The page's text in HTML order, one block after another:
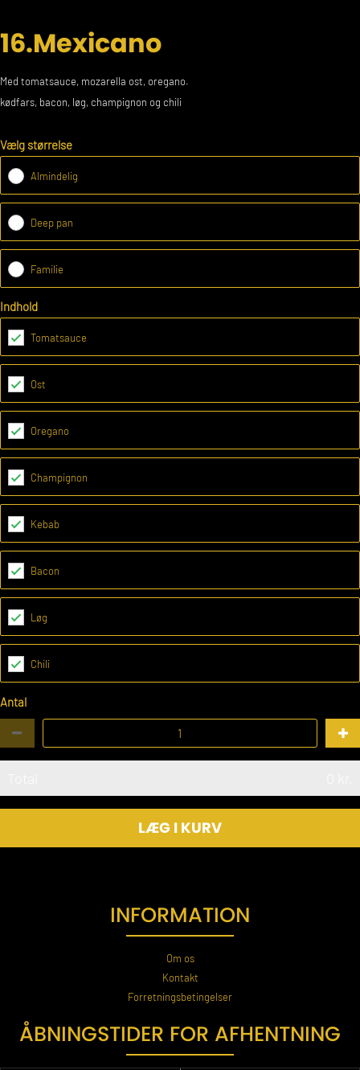
16.Mexicano
Med tomatsauce, mozarella ost, oregano.
kødfars, bacon, løg, champignon og chili
Vælg størrelse
Almindelig
Deep pan
Familie
Indhold
Tomatsauce
Ost
Oregano
Champignon
Kebab
Bacon
Løg
Chili
Antal
LÆG I KURV
INFORMATION
Om os
Kontakt
Forretningsbetingelser
ÅBNINGSTIDER FOR AFHENTNING